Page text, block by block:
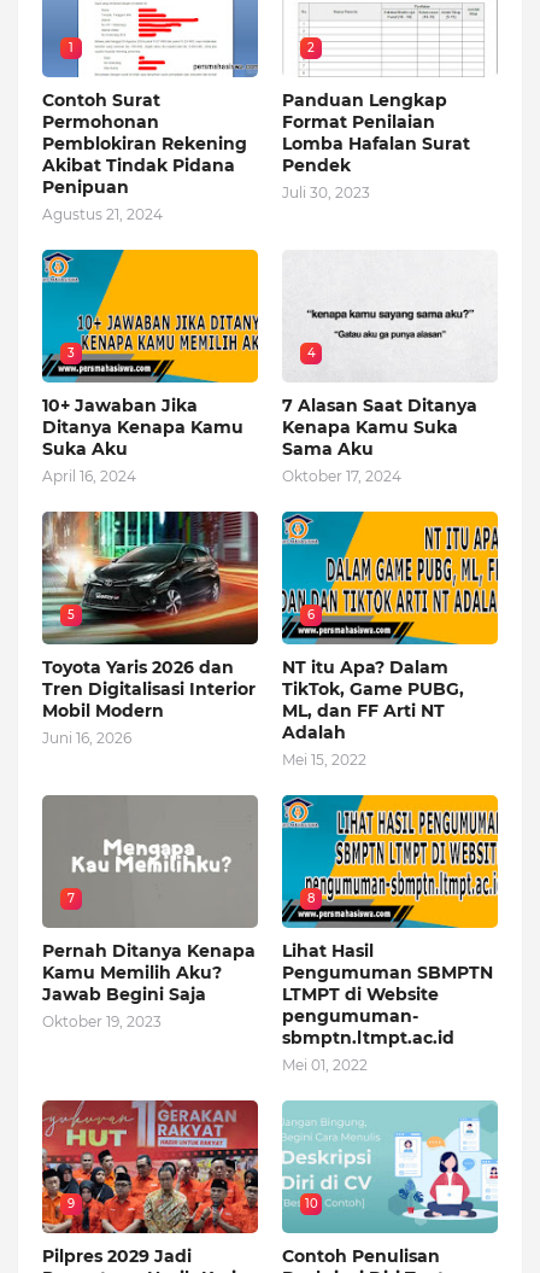
1
Contoh Surat
Permohonan
Pemblokiran Rekening
Akibat Tindak Pidana
Penipuan
Agustus 21, 2024
2
Panduan Lengkap
Format Penilaian
Lomba Hafalan Surat
Pendek
Juli 30, 2023
3
10+ Jawaban Jika
Ditanya Kenapa Kamu
Suka Aku
April 16, 2024
4
7 Alasan Saat Ditanya
Kenapa Kamu Suka
Sama Aku
Oktober 17, 2024
5
Toyota Yaris 2026 dan
Tren Digitalisasi Interior
Mobil Modern
Juni 16, 2026
6
NT itu Apa? Dalam
TikTok, Game PUBG,
ML, dan FF Arti NT
Adalah
Mei 15, 2022
7
Pernah Ditanya Kenapa
Kamu Memilih Aku?
Jawab Begini Saja
Oktober 19, 2023
8
Lihat Hasil
Pengumuman SBMPTN
LTMPT di Website
pengumuman-
sbmptn.ltmpt.ac.id
Mei 01, 2022
9
Pilpres 2029 Jadi
10
Contoh Penulisan